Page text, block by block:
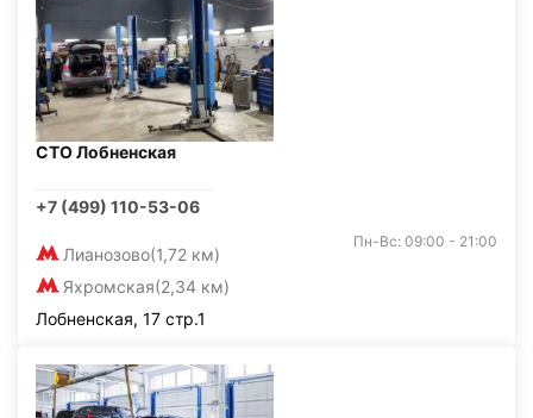
СТО Лобненская
+7 (499) 110-53-06
Лианозово(1,72 км)
Яхромская(2,34 км)
Пн-Вс: 09:00 - 21:00
Лобненская, 17 стр.1